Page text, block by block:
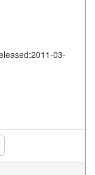
03-